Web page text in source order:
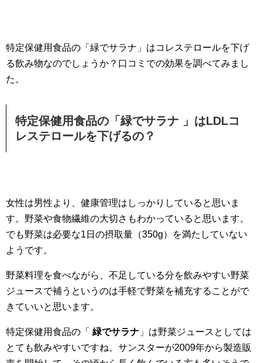
特定保健用食品の「緑でサラナ」はコレステロールを下げ
る飲み物なのでしょうか？口コミでの効果を調べてみまし
た。
特定保健用食品の「緑でサラナ 」はLDLコ
レステロールを下げるの？
女性は男性より、健康管理はしっかりしていると思いま
す。野菜や食物繊維の大切さもわかっていると思います。
でも野菜は必要な1日の摂取量（350g）を満たしていない
ようです。
野菜料理を食べながら、不足している分を飲みやすい野菜
ジュースで補うというのは手軽で野菜を補充することがで
きていいと思います。
特定保健用食品の「 緑でサラナ 」は野菜ジュースとしては
とても飲みやすいですね。サンスターが2009年から製造販